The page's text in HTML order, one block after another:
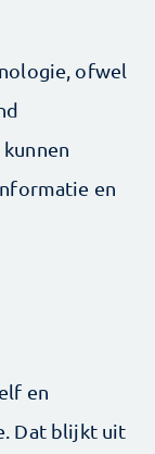
ofwel
en
en
Dat blijkt uit